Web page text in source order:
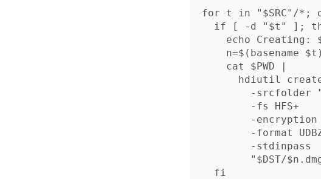
for t in " $SRC" /* ;
  if
[ -d " $t " ] ;
echo Creating:
n=$( basename $t )
cat
$PWD
-srcfolder
"
-fs
-encryption
-format
-stdinpass
" $DST/$n
fi